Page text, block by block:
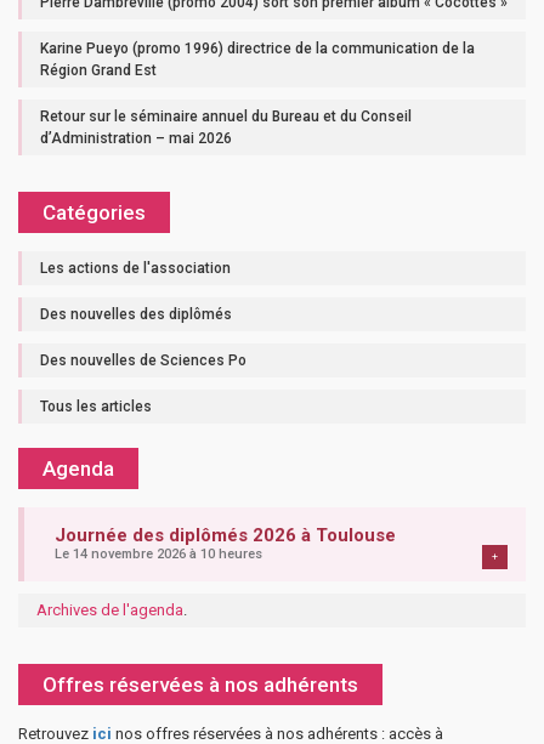
Karine Pueyo (promo 1996) directrice de la communication de la
Région Grand Est
Retour sur le séminaire annuel du Bureau et du Conseil
d’Administration – mai 2026
Catégories
Les actions de l'association
Des nouvelles des diplômés
Des nouvelles de Sciences Po
Tous les articles
Agenda
Journée des diplômés 2026 à Toulouse
Le 14 novembre 2026 à 10 heures +
Archives de l'agenda.
Offres réservées à nos adhérents
Retrouvez ici nos offres réservées à nos adhérents : accès à